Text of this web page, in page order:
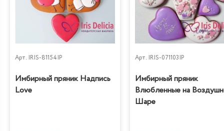
Арт. IRIS-81154IP
Имбирный пряник Надпись
Love
Арт. IRIS-071103IP
Имбирный пряник
Влюбленные на
Шаре